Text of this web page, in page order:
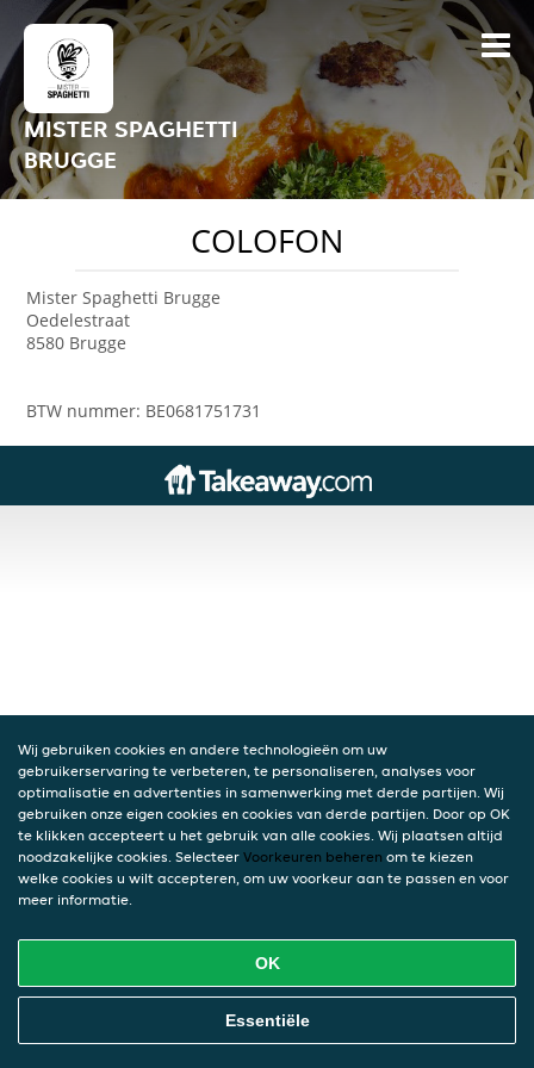
MISTER SPAGHETTI
BRUGGE
COLOFON
Mister Spaghetti Brugge
Oedelestraat
8580 Brugge
BTW nummer: BE0681751731
Wij gebruiken cookies en andere technologieën om uw
gebruikerservaring te verbeteren, te personaliseren, analyses voor
optimalisatie en advertenties in samenwerking met derde partijen. Wij
gebruiken onze eigen cookies en cookies van derde partijen. Door op OK
te klikken accepteert u het gebruik van alle cookies. Wij plaatsen altijd
noodzakelijke cookies. Selecteer Voorkeuren beheren om te kiezen
welke cookies u wilt accepteren, om uw voorkeur aan te passen en voor
meer informatie.
OK
Essentiële